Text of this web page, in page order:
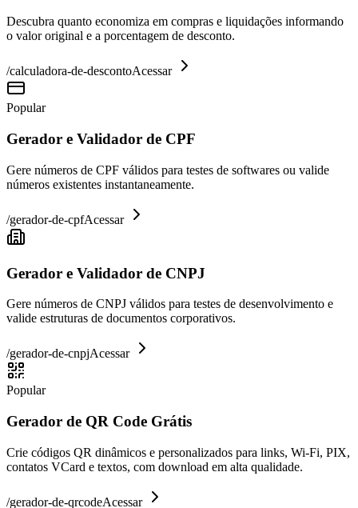
Descubra quanto economiza em compras e liquidações informando
o valor original e a porcentagem de desconto.
/calculadora-de-descontoAcessar
Popular
Gerador e Validador de CPF
Gere números de CPF válidos para testes de softwares ou valide
números existentes instantaneamente.
/gerador-de-cpfAcessar
Gerador e Validador de CNPJ
Gere números de CNPJ válidos para testes de desenvolvimento e
valide estruturas de documentos corporativos.
/gerador-de-cnpjAcessar
Popular
Gerador de QR Code Grátis
Crie códigos QR dinâmicos e personalizados para links, Wi-Fi, PIX,
contatos VCard e textos, com download em alta qualidade.
/gerador-de-qrcodeAcessar